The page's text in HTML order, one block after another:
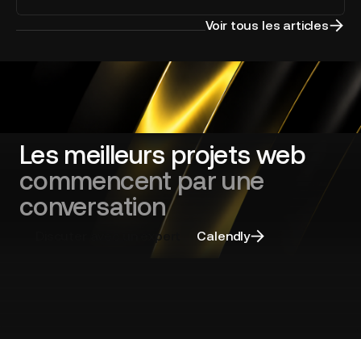
plateforme
site
web
et
choisir
la
Voir tous les articles
Les meilleurs projets web
commencent par une
conversation
Discuter avec un expert Calendly